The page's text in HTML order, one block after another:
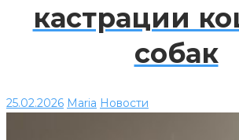
кастрации
собак
25.02.2026 Maria Новости